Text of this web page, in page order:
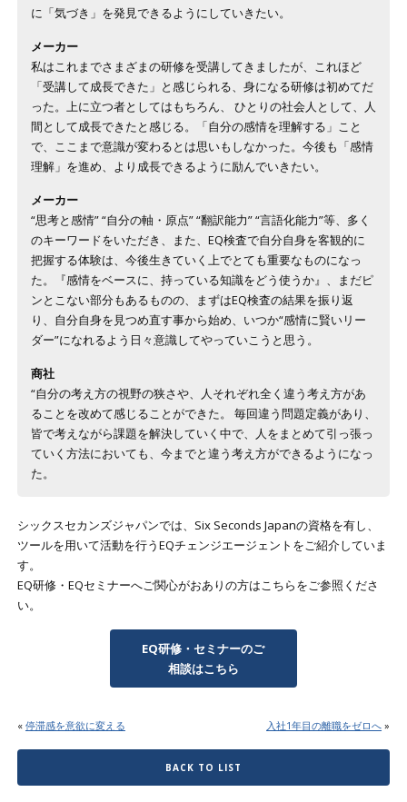
に「気づき」を発見できるようにしていきたい。
メーカー
私はこれまでさまざまの研修を受講してきましたが、これほど
「受講して成長できた」と感じられる、身になる研修は初めてだ
った。上に立つ者としてはもちろん、 ひとりの社会人として、人
間として成長できたと感じる。「自分の感情を理解する」こと
で、ここまで意識が変わるとは思いもしなかった。今後も「感情
理解」を進め、より成長できるように励んでいきたい。
メーカー
“思考と感情” “自分の軸・原点” “翻訳能力” “言語化能力”等、多く
のキーワードをいただき、また、EQ検査で自分自身を客観的に
把握する体験は、今後生きていく上でとても重要なものになっ
た。『感情をベースに、持っている知識をどう使うか』、まだピ
ンとこない部分もあるものの、まずはEQ検査の結果を振り返
り、自分自身を見つめ直す事から始め、いつか“感情に賢いリー
ダー”になれるよう日々意識してやっていこうと思う。
商社
“自分の考え方の視野の狭さや、人それぞれ全く違う考え方があ
ることを改めて感じることができた。 毎回違う問題定義があり、
皆で考えながら課題を解決していく中で、人をまとめて引っ張っ
ていく方法においても、今までと違う考え方ができるようになっ
た。
シックスセカンズジャパンでは、Six Seconds Japanの資格を有し、
ツールを用いて活動を行うEQチェンジエージェントをご紹介していま
す。
EQ研修・EQセミナーへご関心がおありの方はこちらをご参照くださ
い。
EQ研修・セミナーのご
相談はこちら
« 停滞感を意欲に変える 入社1年目の離職をゼロへ »
BACK TO LIST